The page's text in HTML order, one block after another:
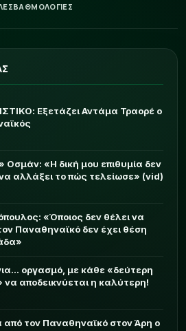
ΒΑΘΜΟΛΟΓΙΕΣ
Εξετάζει Αντάμα Τραορέ ο
Οσμάν: «Η δική μου επιθυμία δεν
αλλάξει το πώς τελείωσε» (vid)
«Όποιος δεν θέλει να
Παναθηναϊκό δεν έχει θέση
οργασμό, με κάθε «δεύτερη
να αποδεικνύεται η καλύτερη!
από τον Παναθηναϊκό στον Άρη ο